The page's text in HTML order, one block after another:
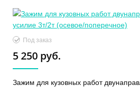
Под заказ
5 250 руб.
Зажим для кузовных работ